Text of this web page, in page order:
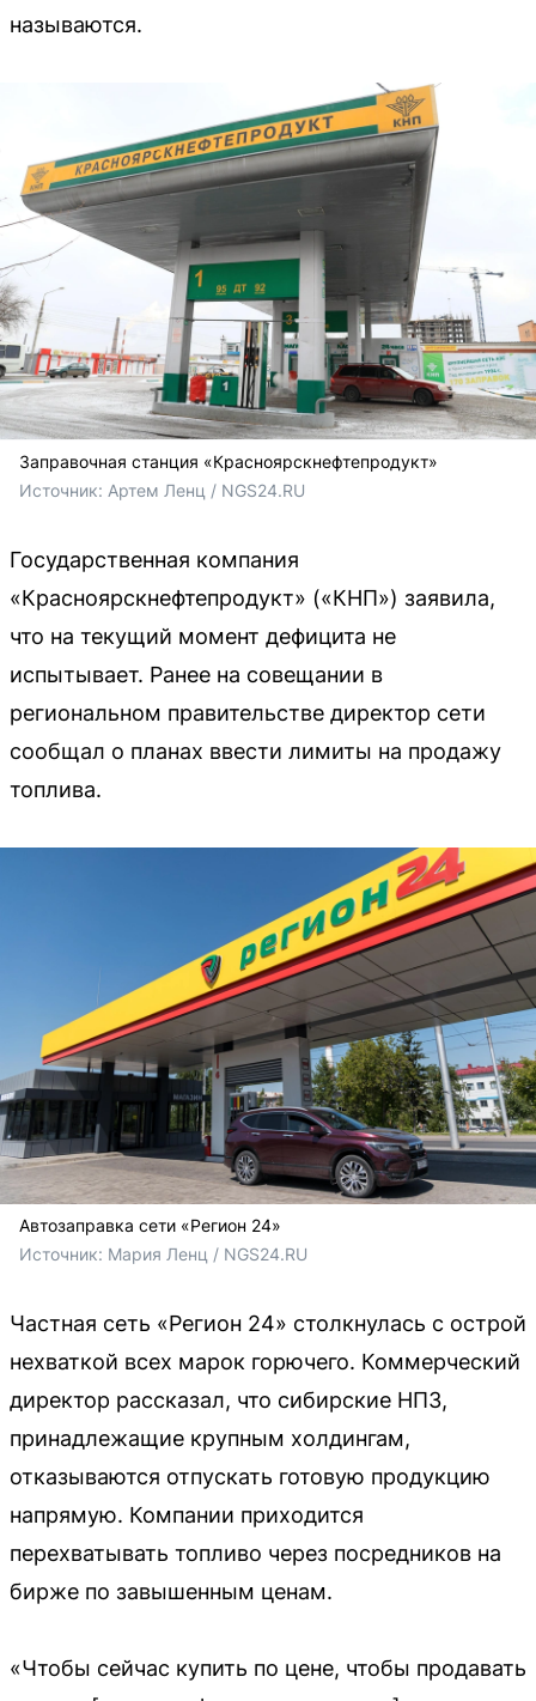
называются.
Заправочная станция «Красноярскнефтепродукт»
Источник: Артем Ленц / NGS24.RU
Государственная компания
«Красноярскнефтепродукт» («КНП») заявила,
что на текущий момент дефицита не
испытывает. Ранее на совещании в
региональном правительстве директор сети
сообщал о планах ввести лимиты на продажу
топлива.
Автозаправка сети «Регион 24»
Источник: Мария Ленц / NGS24.RU
Частная сеть «Регион 24» столкнулась с острой
нехваткой всех марок горючего. Коммерческий
директор рассказал, что сибирские НПЗ,
принадлежащие крупным холдингам,
отказываются отпускать готовую продукцию
напрямую. Компании приходится
перехватывать топливо через посредников на
бирже по завышенным ценам.
«Чтобы сейчас купить по цене, чтобы продавать